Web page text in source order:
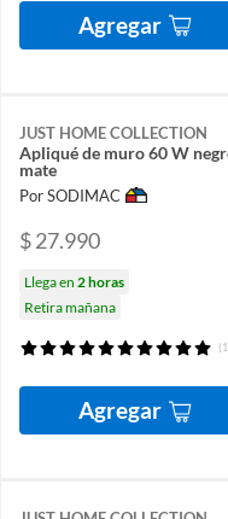
Agregar
JUST HOME COLLECTION
Apliqué de muro 60 W
mate
Por SODIMAC
$ 27.990
Llega en 2 horas
Retira mañana
Agregar